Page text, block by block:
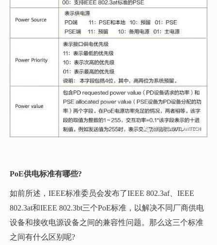
PoE供电标准有哪些?
如前所述，IEEE标准委员会发布了IEEE 802.3af、IEEE
802.3at和IEEE 802.3bt三个PoE标准，以解决不同厂商供电
设备和接收电源设备之间的兼容性问题。那么这三个标准
之间有什么区别呢?